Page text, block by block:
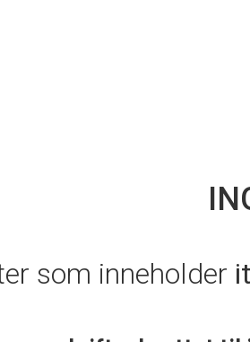
som inneholder